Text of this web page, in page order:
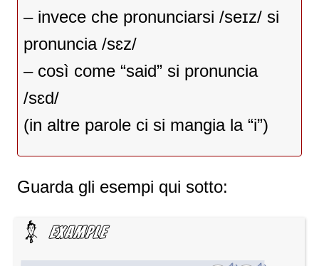
– invece che pronunciarsi /seɪz/ si
pronuncia /sɛz/
– così come “said” si pronuncia
/sɛd/
(in altre parole ci si mangia la “i”)
Guarda gli esempi qui sotto: